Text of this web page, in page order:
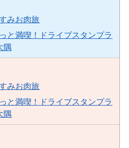
みお肉旅
と満喫！ドライブスタンプラ
隅
みお肉旅
と満喫！ドライブスタンプラ
隅